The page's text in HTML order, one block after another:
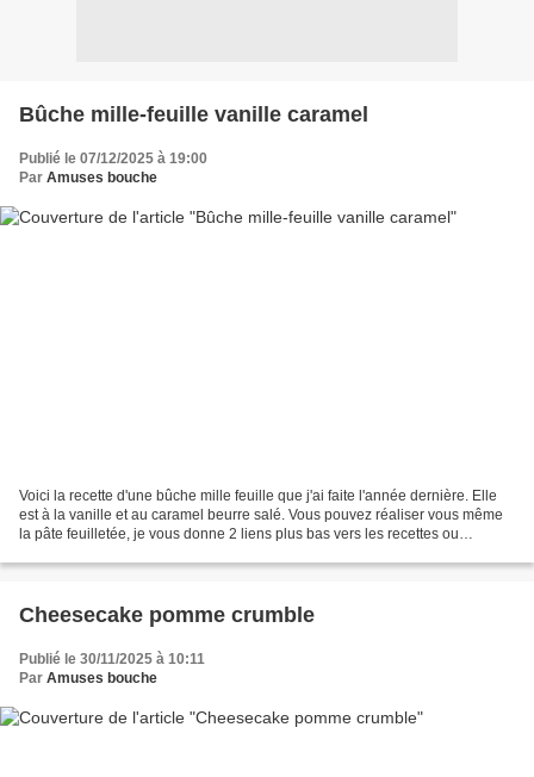
Bûche mille-feuille vanille caramel
Publié le 07/12/2025 à 19:00
Par Amuses bouche
Voici la recette d'une bûche mille feuille que j'ai faite l'année dernière. Elle
est à la vanille et au caramel beurre salé. Vous pouvez réaliser vous même
la pâte feuilletée, je vous donne 2 liens plus bas vers les recettes ou
Cheesecake pomme crumble
Publié le 30/11/2025 à 10:11
Par Amuses bouche